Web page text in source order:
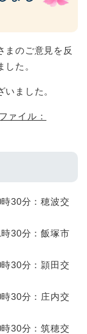
まのご意見を反
た。
ました。
ァイル：
30分：穂波交
30分：飯塚市
30分：頴田交
30分：庄内交
30分：筑穂交